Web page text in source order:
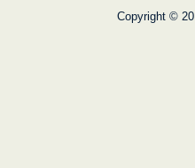
Copyright ©